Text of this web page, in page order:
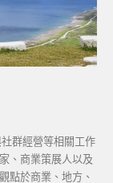
群經營等相關工作
、商業策展人以及
點於商業、地方、